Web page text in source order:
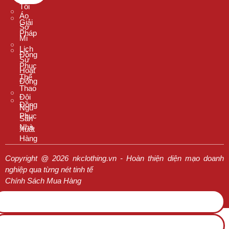
Tôi
Giải
Pháp
Lịch
Sử
Hoạt
Động
Đội
Ngũ
Sản
Xuất
Áo
Sơ
Mi
Đồng
Phục
Thể
Thao
Đồng
Phục
Nhà
Hàng
Copyright @ 2026 nkclothing.vn - Hoàn thiện diện mạo doanh
nghiệp qua từng nét tinh tế
Chính Sách Mua Hàng